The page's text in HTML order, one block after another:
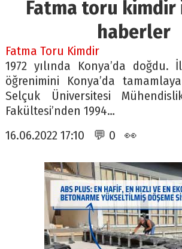
Fatma toru
haberler
Fatma Toru Kimdir
1972 yılında Konya’da
öğrenimini Konya’da
Selçuk Üniversitesi
Fakültesi’nden 1994…
16.06.2022 17:10 💬 0 👀